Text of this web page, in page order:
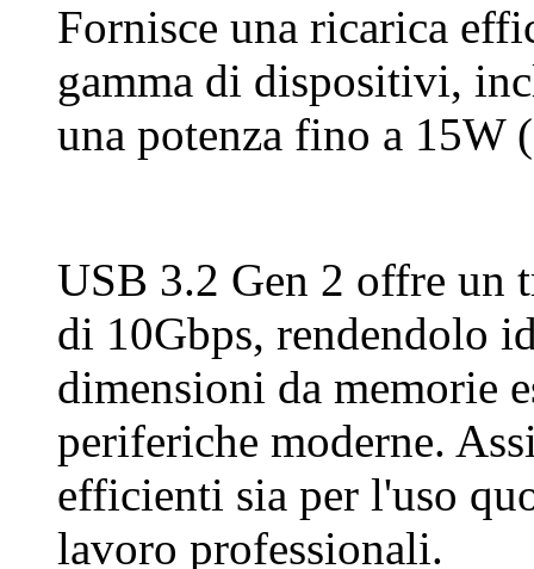
Fornisce una ricarica
gamma di dispositivi,
una potenza fino a 15W
USB 3.2 Gen 2 offre un
di 10Gbps, rendendolo
dimensioni da memorie
periferiche moderne.
efficienti sia per l'uso
lavoro professionali.